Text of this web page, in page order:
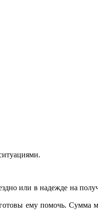
или в надежде на
ему помочь. Сумма